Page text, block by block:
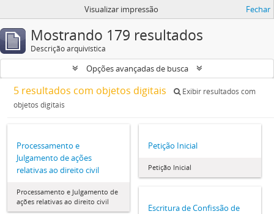
Visualizar impressão Fechar
Mostrando 179 resultados
Descrição arquivística
Opções avançadas de busca
5 resultados com objetos digitais
Exibir resultados com
objetos digitais
Processamento e
Julgamento de ações
relativas ao direito civil
Processamento e Julgamento de
ações relativas ao direito civil
Petição Inicial
Petição Inicial
Escritura de Confissão de